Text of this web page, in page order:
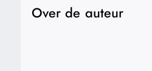
Over de auteur